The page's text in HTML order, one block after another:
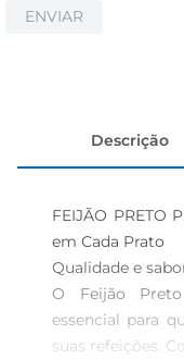
ENVIAR
Descrição
FEIJÃO PRETO
em Cada Prato
Qualidade e
O Feijão
essencial para
suas refeições.